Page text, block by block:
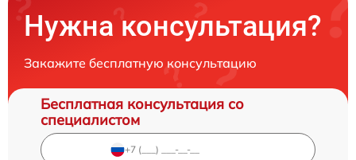
Нужна консультация?
Закажите бесплатную консультацию
Бесплатная консультация со
специалистом